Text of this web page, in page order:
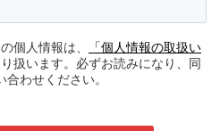
個人情報は、
「個人情報の取扱い
扱います。必ずお読みになり、同
合わせください。